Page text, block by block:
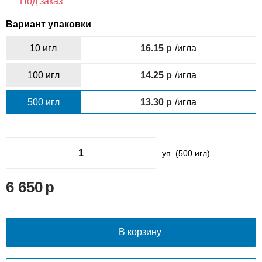
Вариант упаковки
10 игл 16.15 /игла
100 игл 14.25 /игла
500 игл 13.30 /игла
уп. (500игл)
6 650
В корзину